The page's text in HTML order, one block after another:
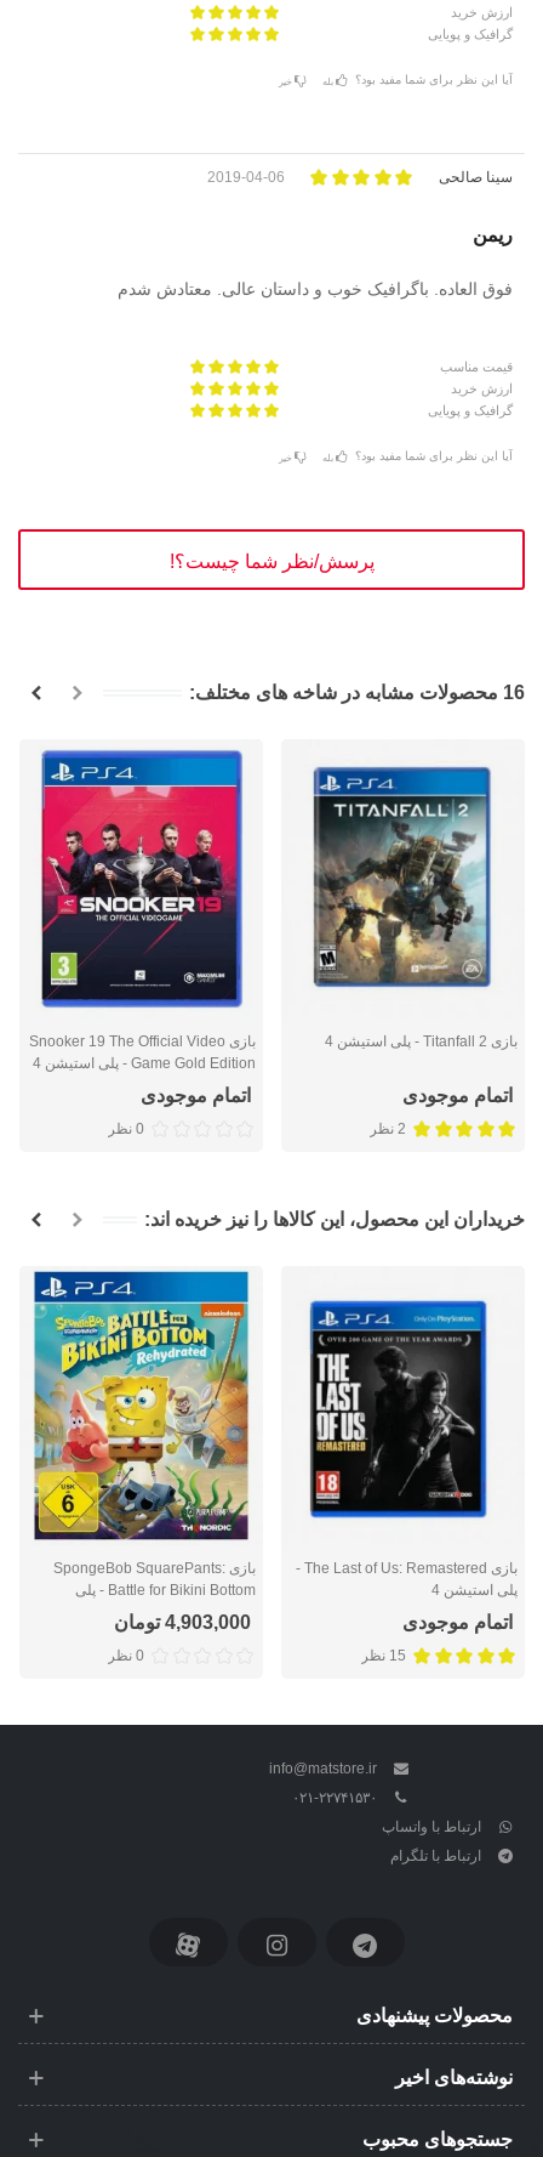
ارزش خرید
گرافیک و پویایی
آیا این نظر برای شما مفید بود؟ بله خیر
سینا صالحی 2019-04-06
ریمن
فوق العاده. باگرافیک خوب و داستان عالی. معتادش شدم
قیمت مناسب
ارزش خرید
گرافیک و پویایی
آیا این نظر برای شما مفید بود؟ بله خیر
پرسش/نظر شما چیست؟!
16 محصولات مشابه در شاخه های مختلف:
بازی Titanfall 2 - پلی استیشن 4
اتمام موجودی
2 نظر
بازی Snooker 19 The Official Video
Game Gold Edition - پلی استیشن 4
اتمام موجودی
0 نظر
خریداران این محصول، این کالاها را نیز خریده اند:
بازی The Last of Us: Remastered -
پلی استیشن 4
اتمام موجودی
15 نظر
بازی SpongeBob SquarePants:
Battle for Bikini Bottom - پلی
استیشن 4
4,903,000 تومان
0 نظر
info@matstore.ir
۰۲۱-۲۲۷۴۱۵۳۰
ارتباط با واتساپ
ارتباط با تلگرام
محصولات پیشنهادی
نوشته‌های اخیر
جستجوهای محبوب